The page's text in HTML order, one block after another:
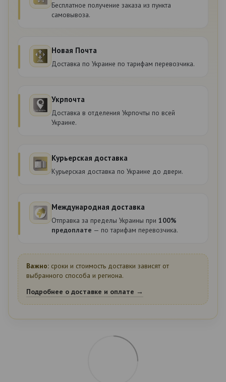
Бесплатное получение заказа из пункта
самовывоза.
Новая Почта
Доставка по Украине по тарифам перевозчика.
Укрпочта
Доставка в отделения Укрпочты по всей
Украине.
Курьерская доставка
Курьерская доставка по Украине до двери.
Международная доставка
Отправка за пределы Украины при 100%
предоплате — по тарифам перевозчика.
Важно: сроки и стоимость доставки зависят от
выбранного способа и региона.
Подробнее о доставке и оплате →